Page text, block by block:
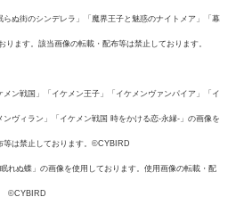
ぬ街のシンデレラ」「魔界王子と魅惑のナイトメア」「幕
ます。該当画像の転載・配布等は禁止しております。
ン戦国」「イケメン王子」「イケメンヴァンパイア」「イ
ヴィラン」「イケメン戦国 時をかける恋-永縁-」の画像を
等は禁止しております。©CYBIRD
れぬ蝶」の画像を使用しております。使用画像の転載・配
©CYBIRD